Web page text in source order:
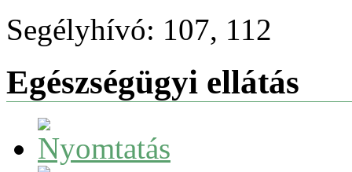
Segélyhívó: 107, 112
Egészségügyi ellátás